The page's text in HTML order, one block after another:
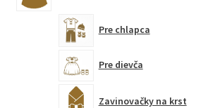
Pre chlapca
Pre dievča
Zavinovačky na krst